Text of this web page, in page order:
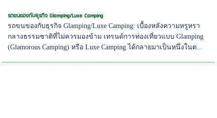
รถขนของกับธุรกิจ Glamping/Luxe Camping
รถขนของกับธุรกิจ Glamping/Luxe Camping: เบื้องหลังความหรูหรา
กลางธรรมชาติที่ไม่ควรมองข้าม เทรนด์การท่องเที่ยวแบบ Glamping
(Glamorous Camping) หรือ Luxe Camping ได้กลายมาเป็นหนึ่งในต...